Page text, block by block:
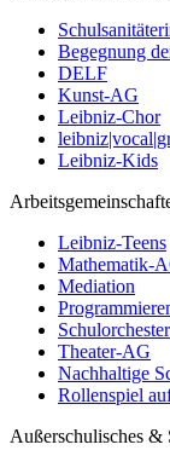
Begegnung
DELF
Kunst-AG
Leibniz-Chor
Leibniz-Kids
Leibniz-Teens
Mathematik-
Mediation
Schulorchester
Theater-AG
Nachhaltige
Rollenspiel
Außerschulisches &